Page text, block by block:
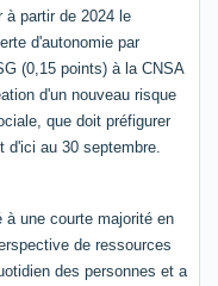
à partir de 2024 le
d'autonomie par
(0,15 points) à la CNSA
d'un nouveau risque
que doit préfigurer
d'ici au 30 septembre.
à une courte majorité en
de ressources
des personnes et a